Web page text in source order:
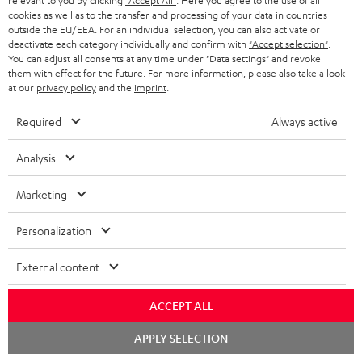
n
P
r
o
d
t
F
Q
s
Hilfe zu diesem Produkt
n
f
o
r
m
a
t
I
n
f
o
Gesetzliche Gewährleistung
d
Audio-Lexikon: Fachbegriffe schnell erklärt
cookies as well as to the transfer and processing of your data in countries
outside the EU/EEA. For an individual selection, you can also activate or
deactivate each category individually and confirm with "Accept selection"
You can adjust all consents at any time under "Data settings" and revoke
them with effect for the future. For more information, please also take a look
at our privacy policyand the imprint
Required Always active
Analysis
Marketing
Personalization
External content
ACCEPT ALL
APPLY SELECTION